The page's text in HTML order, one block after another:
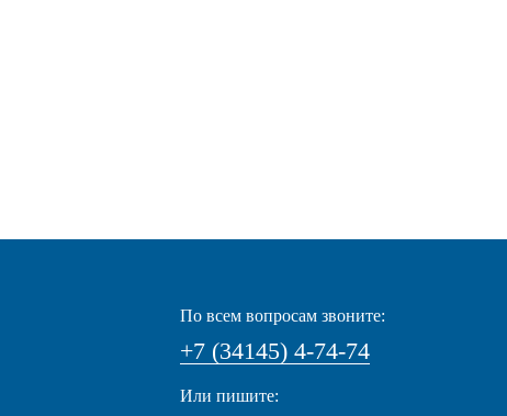
По всем вопросам звоните:
+7 (34145) 4-74-74
Или пишите: